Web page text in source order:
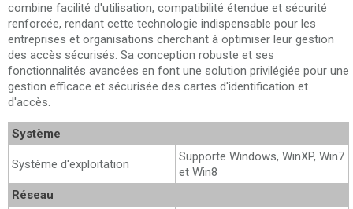
combine facilité d'utilisation, compatibilité étendue et sécurité
renforcée, rendant cette technologie indispensable pour les
entreprises et organisations cherchant à optimiser leur gestion
des accès sécurisés. Sa conception robuste et ses
fonctionnalités avancées en font une solution privilégiée pour une
gestion efficace et sécurisée des cartes d'identification et
d'accès.
Système
Système d'exploitation
Supporte Windows, WinXP, Win7
et Win8
Réseau